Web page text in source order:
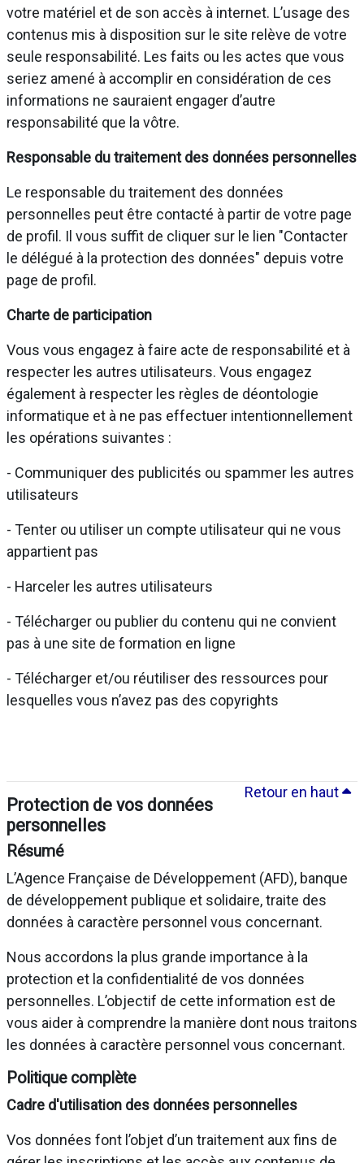
votre matériel et de son accès à internet. L’usage des
contenus mis à disposition sur le site relève de votre
seule responsabilité. Les faits ou les actes que vous
seriez amené à accomplir en considération de ces
informations ne sauraient engager d’autre
responsabilité que la vôtre.
Responsable du traitement des données personnelles
Le responsable du traitement des données
personnelles peut être contacté à partir de votre page
de profil. Il vous suffit de cliquer sur le lien "Contacter
le délégué à la protection des données" depuis votre
page de profil.
Charte de participation
Vous vous engagez à faire acte de responsabilité et à
respecter les autres utilisateurs. Vous engagez
également à respecter les règles de déontologie
informatique et à ne pas effectuer intentionnellement
les opérations suivantes :
- Communiquer des publicités ou spammer les autres
utilisateurs
- Tenter ou utiliser un compte utilisateur qui ne vous
appartient pas
- Harceler les autres utilisateurs
- Télécharger ou publier du contenu qui ne convient
pas à une site de formation en ligne
- Télécharger et/ou réutiliser des ressources pour
lesquelles vous n’avez pas des copyrights
Retour en haut
Protection de vos données
personnelles
Résumé
L’Agence Française de Développement (AFD), banque
de développement publique et solidaire, traite des
données à caractère personnel vous concernant.
Nous accordons la plus grande importance à la
protection et la confidentialité de vos données
personnelles. L’objectif de cette information est de
vous aider à comprendre la manière dont nous traitons
les données à caractère personnel vous concernant.
Politique complète
Cadre d'utilisation des données personnelles
Vos données font l’objet d’un traitement aux fins de